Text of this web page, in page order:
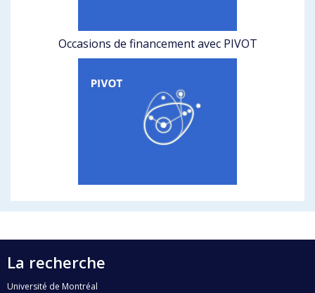
Occasions de financement avec PIVOT
La recherche
Université de Montréal